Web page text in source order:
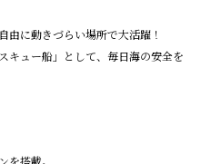
由に動きづらい場所で大活躍！
キュー船」として、毎日海の安全を
搭載。